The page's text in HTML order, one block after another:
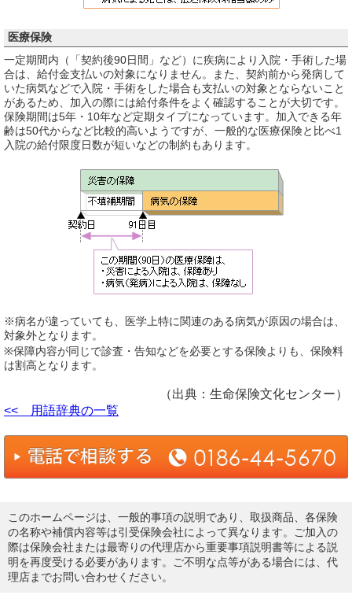
医療保険
一定期間内（「契約後90日間」など）に疾病により入院・手術した場
合は、給付金支払いの対象になりません。また、契約前から発病して
いた病気などで入院・手術をした場合も支払いの対象とならないこと
があるため、加入の際には給付条件をよく確認することが大切です。
保険期間は5年・10年など定期タイプになっています。加入できる年
齢は50代からなど比較的高いようですが、一般的な医療保険と比べ1
入院の給付限度日数が短いなどの制約もあります。
※病名が違っていても、医学上特に関連のある病気が原因の場合は、
対象外となります。
※保障内容が同じで診査・告知などを必要とする保険よりも、保険料
は割高となります。
（出典：生命保険文化センター）
<< 用語辞典の一覧
このホームページは、一般的事項の説明であり、取扱商品、各保険
の名称や補償内容等は引受保険会社によって異なります。ご加入の
際は保険会社または最寄りの代理店から重要事項説明書等による説
明を再度受ける必要があります。ご不明な点等がある場合には、代
理店までお問い合わせください。